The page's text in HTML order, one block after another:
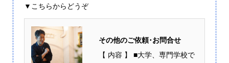
▼こちらからどうぞ
その他のご依頼･お問合せ
【 内容 】 ■大学、専門学校で